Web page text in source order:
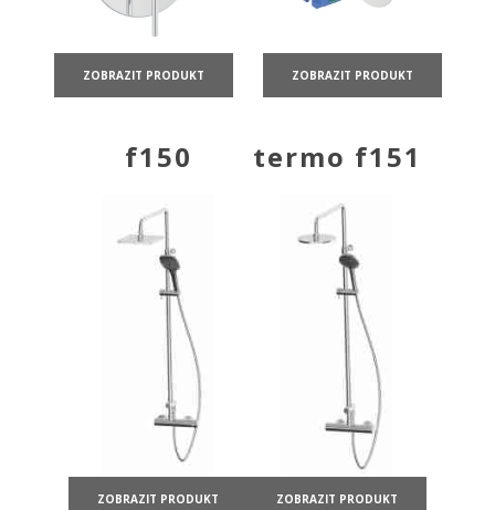
ZOBRAZIT PRODUKT ZOBRAZIT PRODUKT
f150
ZOBRAZIT PRODUKT
termo f151
ZOBRAZIT PRODUKT